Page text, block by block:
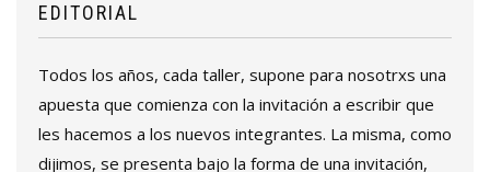
EDITORIAL
Todos los años, cada taller, supone para nosotrxs una
apuesta que comienza con la invitación a escribir que
les hacemos a los nuevos integrantes. La misma, como
dijimos, se presenta bajo la forma de una invitación,